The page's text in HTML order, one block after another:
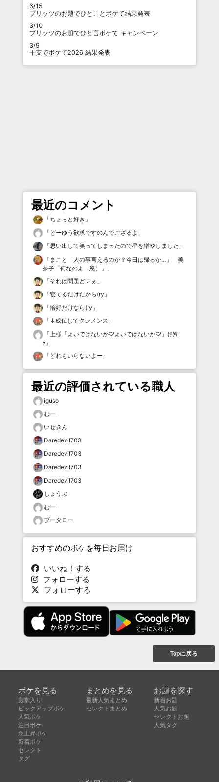
6/15
プリッツのお題でひとことボケて結果発表
3/10
プリッツのお題でひと言ボケて キャンペーン
3/9
干支でボケて2026 結果発表
最近のコメント
「ちょっと好き 」
「 どーゆう欲求ですのんでござるよ 」
「思い出して笑ってしまったので星を増やしました 」
「 まこと「人の事言えるのか？今日は帰るか…」 美
奈子「何なのよ（怒）」
」
「それは問題どすぇ 」
「寝てるだけだから(ry 」
「恰好だけなら(ry 」
「 ↓成仏してクレメンス 」
「上様「よいではないか♡よいではないか♡」(ｻｸｻ
ｸ 」
「 どれもいらないよー 」
最近の評価されている職人
iguso
むー
いせきん
Daredevil703
Daredevil703
Daredevil703
Daredevil703
しょうぶ
むー
ブータロー
おすすめのボケを毎日お届け
いいね！する
フォローする
フォローする
Topに戻る
ボケを見る
殿堂入り
ピックアップボケ
人気ボケ
注目ボケ
急上昇ボケ
新着ボケ
セレクト
タグ
まとめを見る
最新人気まとめ
セレクトまとめ
お題を探す
新着お題
人気お題
セレクトお題
人気タグ